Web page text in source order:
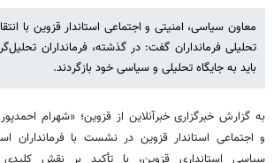
معاون سیاسی، امنیتی و اجتماعی استاندار قزوین با
تحلیلی فرمانداران گفت: در گذشته، فرمانداران
باید به جایگاه تحلیلی و سیاسی خود بازگردند.
به گزارش خبرگزاری خبرآنلاین از قزوین؛ «شهرام
و اجتماعی استاندار قزوین در نشست با فرمانداران